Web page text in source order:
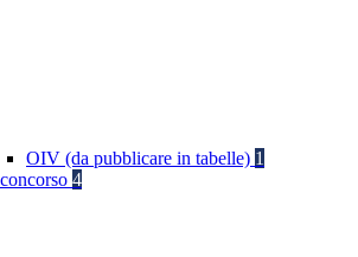
OIV (da pubblicare in tabelle) 1
4